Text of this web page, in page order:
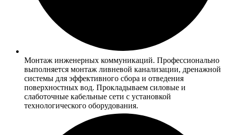
Монтаж инженерных коммуникаций. Профессионально
выполняется монтаж ливневой канализации, дренажной
системы для эффективного сбора и отведения
поверхностных вод. Прокладываем силовые и
слаботочные кабельные сети с установкой
технологического оборудования.